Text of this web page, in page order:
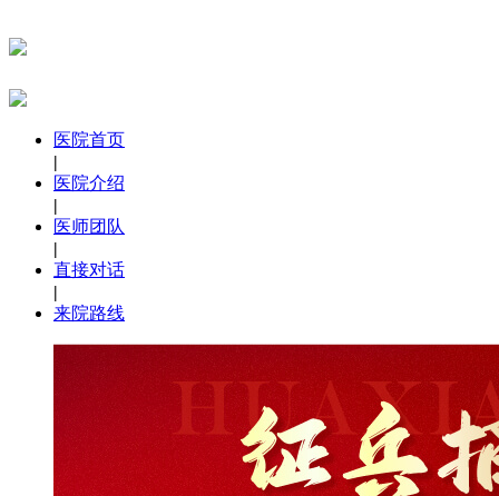
医院首页
|
医院介绍
|
医师团队
|
直接对话
|
来院路线